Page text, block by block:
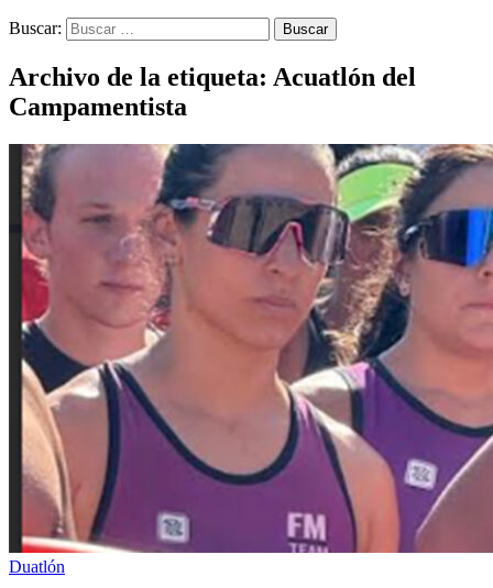
Buscar:
Archivo de la etiqueta: Acuatlón del
Campamentista
Duatlón